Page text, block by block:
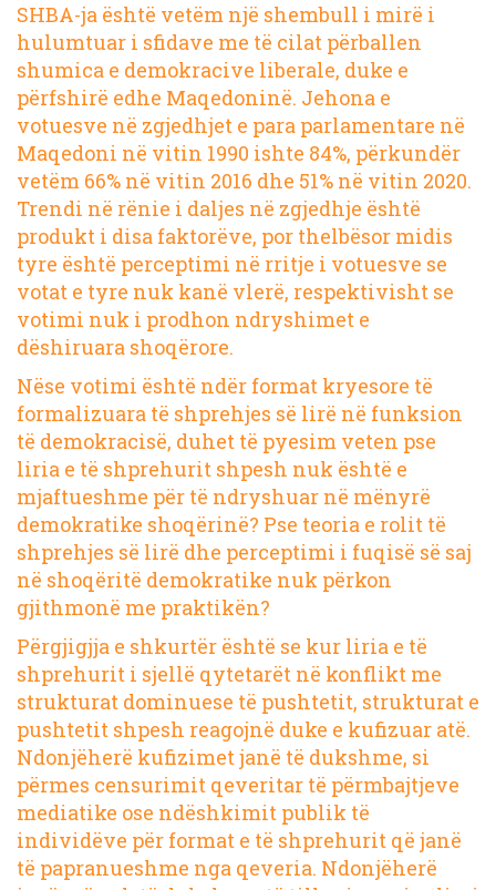
SHBA-ja është vetëm një shembull i mirë i
hulumtuar i sfidave me të cilat përballen
shumica e demokracive liberale, duke e
përfshirë edhe Maqedoninë. Jehona e
votuesve në zgjedhjet e para parlamentare në
Maqedoni në vitin 1990 ishte 84%, përkundër
vetëm 66% në vitin 2016 dhe 51% në vitin 2020.
Trendi në rënie i daljes në zgjedhje është
produkt i disa faktorëve, por thelbësor midis
tyre është perceptimi në rritje i votuesve se
votat e tyre nuk kanë vlerë, respektivisht se
votimi nuk i prodhon ndryshimet e
dëshiruara shoqërore.
Nëse votimi është ndër format kryesore të
formalizuara të shprehjes së lirë në funksion
të demokracisë, duhet të pyesim veten pse
liria e të shprehurit shpesh nuk është e
mjaftueshme për të ndryshuar në mënyrë
demokratike shoqërinë? Pse teoria e rolit të
shprehjes së lirë dhe perceptimi i fuqisë së saj
në shoqëritë demokratike nuk përkon
gjithmonë me praktikën?
Përgjigjja e shkurtër është se kur liria e të
shprehurit i sjellë qytetarët në konflikt me
strukturat dominuese të pushtetit, strukturat e
pushtetit shpesh reagojnë duke e kufizuar atë.
Ndonjëherë kufizimet janë të dukshme, si
përmes censurimit qeveritar të përmbajtjeve
mediatike ose ndëshkimit publik të
individëve për format e të shprehurit që janë
të papranueshme nga qeveria. Ndonjëherë